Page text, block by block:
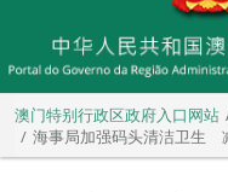
澳门特别行政区政府入口网站
海事局加强码头清洁卫生